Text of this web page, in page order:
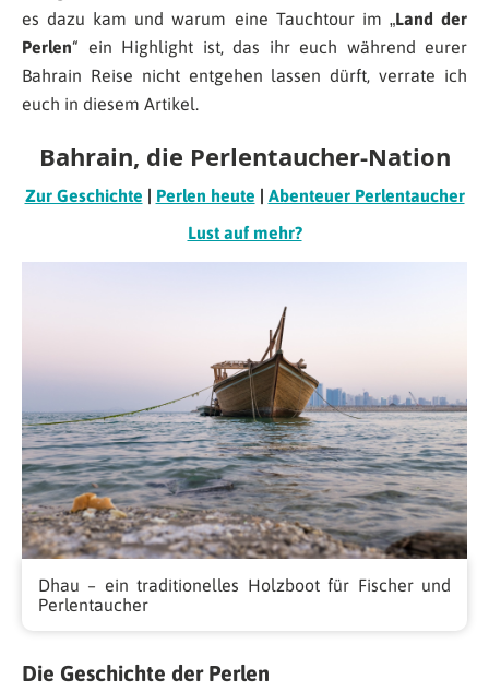
es dazu kam und warum eine Tauchtour im „Land der
Perlen“ ein Highlight ist, das ihr euch während eurer
Bahrain Reise nicht entgehen lassen dürft, verrate ich
euch in diesem Artikel.
Bahrain, die Perlentaucher-Nation
Zur Geschichte | Perlen heute | Abenteuer Perlentaucher
Lust auf mehr?
Dhau – ein traditionelles Holzboot für Fischer und
Perlentaucher
Die Geschichte der Perlen